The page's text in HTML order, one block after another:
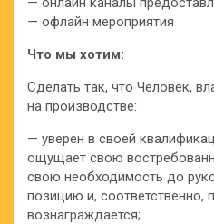
— офлайн мероприятия
Что мы хотим:
Сделать так, что Человек,
на производстве:
— уверен в своей
ощущает свою
свою необходимость до
позицию и, соответственно,
вознаграждается;